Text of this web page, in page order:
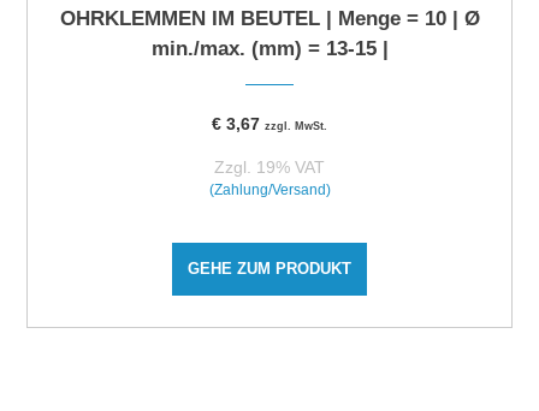
OHRKLEMMEN IM BEUTEL | Menge = 10 | Ø
min./max. (mm) = 13-15 |
€ 3,67 zzgl. MwSt.
Zzgl. 19% VAT
(Zahlung/Versand)
GEHE ZUM PRODUKT